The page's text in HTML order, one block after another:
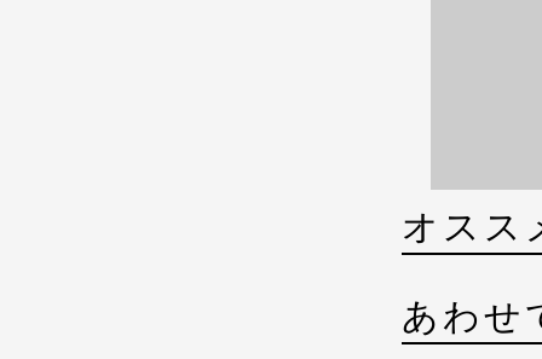
オスス
あわせ